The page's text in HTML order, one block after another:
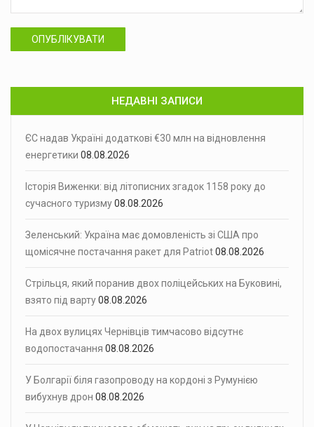
ОПУБЛІКУВАТИ
НЕДАВНІ ЗАПИСИ
ЄС надав Україні додаткові €30 млн на відновлення
енергетики 08.08.2026
Історія Виженки: від літописних згадок 1158 року до
сучасного туризму08.08.2026
Зеленський: Україна має домовленість зі США про
щомісячне постачання ракет для Patriot08.08.2026
Стрільця, який поранив двох поліцейських на Буковині,
взято під варту08.08.2026
На двох вулицях Чернівців тимчасово відсутнє
водопостачання 08.08.2026
У Болгарії біля газопроводу на кордоні з Румунією
вибухнув дрон 08.08.2026